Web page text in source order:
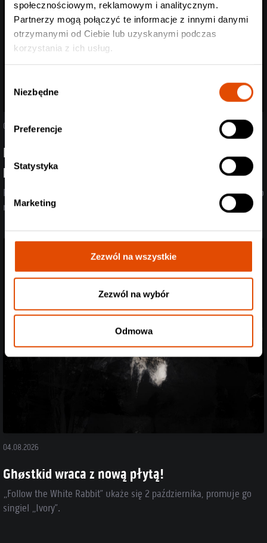
społecznościowym, reklamowym i analitycznym.
Partnerzy mogą połączyć te informacje z innymi danymi
otrzymanymi od Ciebie lub uzyskanymi podczas
korzystania z ich usług.
zgody
Niezbędne
Preferencje
Statystyka
Marketing
Zezwól na wszystkie
Zezwól na wybór
Odmowa
05.08.2026
Poznaliśmy support Spineshank i Hed PE! Przed
headlinerami wystąpią Mü
Post-rock, przebojowe refreny i death metal w jednym? Dla nich to
nie problem!
04.08.2026
Ghøstkid wraca z nową płytą!
„Follow the White Rabbit” ukaże się 2 października, promuje go
singiel „Ivory”.